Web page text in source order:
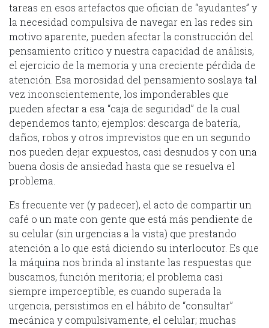
tareas en esos artefactos que ofician de “ayudantes” y
la necesidad compulsiva de navegar en las redes sin
motivo aparente, pueden afectar la construcción del
pensamiento crítico y nuestra capacidad de análisis,
el ejercicio de la memoria y una creciente pérdida de
atención. Esa morosidad del pensamiento soslaya tal
vez inconscientemente, los imponderables que
pueden afectar a esa “caja de seguridad” de la cual
dependemos tanto; ejemplos: descarga de batería,
daños, robos y otros imprevistos que en un segundo
nos pueden dejar expuestos, casi desnudos y con una
buena dosis de ansiedad hasta que se resuelva el
problema.
Es frecuente ver (y padecer), el acto de compartir un
café o un mate con gente que está más pendiente de
su celular (sin urgencias a la vista) que prestando
atención a lo que está diciendo su interlocutor. Es que
la máquina nos brinda al instante las respuestas que
buscamos, función meritoria; el problema casi
siempre imperceptible, es cuando superada la
urgencia, persistimos en el hábito de “consultar”
mecánica y compulsivamente, el celular; muchas